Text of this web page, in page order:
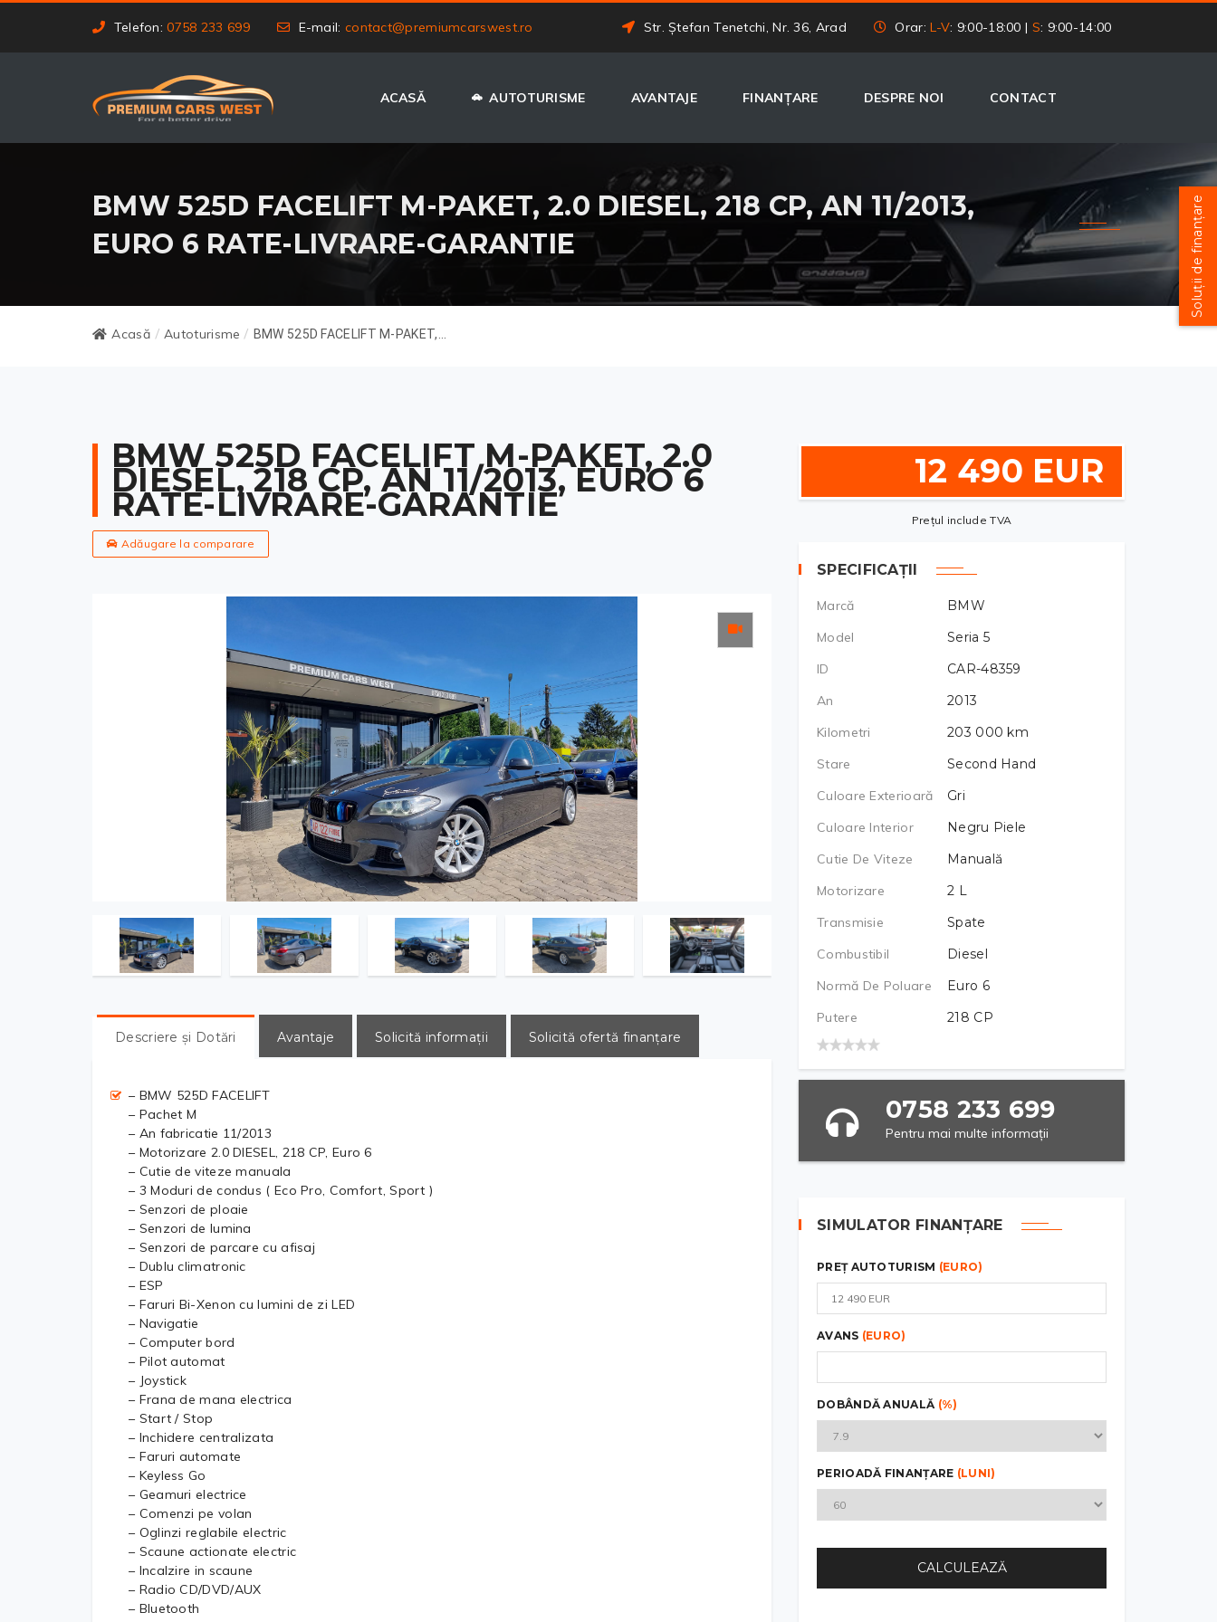
Telefon:0758 233 699 E-mail: contact@premiumcarswest.ro Str. Ștefan Tenetchi, Nr. 36, Arad Orar:L-V: 9:00-18:00 | S: 9:00-14:00
ACASĂ AUTOTURISME AVANTAJE FINANȚARE DESPRE NOI CONTACT
BMW 525D FACELIFT M-PAKET, 2.0 DIESEL, 218 CP, AN 11/2013,
EURO 6 RATE-LIVRARE-GARANTIE
Acasă / Autoturisme / BMW 525D FACELIFT M-PAKET,...
BMW 525D FACELIFT M-PAKET, 2.0
DIESEL, 218 CP, AN 11/2013, EURO 6
RATE-LIVRARE-GARANTIE
Adăugare la comparare
Descriere și Dotări Avantaje Solicită informații Solicită ofertă finanțare
– BMW 525D FACELIFT
– Pachet M
– An fabricatie 11/2013
– Motorizare 2.0 DIESEL, 218 CP, Euro 6
– Cutie de viteze manuala
– 3 Moduri de condus ( Eco Pro, Comfort, Sport )
– Senzori de ploaie
– Senzori de lumina
– Senzori de parcare cu afisaj
– Dublu climatronic
– ESP
– Faruri Bi-Xenon cu lumini de zi LED
– Navigatie
– Computer bord
– Pilot automat
– Joystick
– Frana de mana electrica
– Start / Stop
– Inchidere centralizata
– Faruri automate
– Keyless Go
– Geamuri electrice
– Comenzi pe volan
– Oglinzi reglabile electric
– Scaune actionate electric
– Incalzire in scaune
– Radio CD/DVD/AUX
– Bluetooth
12 490 EUR
Prețul include TVA
SPECIFICAȚII
Marcă
BMW
Model
Seria 5
ID
CAR-48359
An
2013
Kilometri
203 000 km
Stare
Second Hand
Culoare Exterioară
Gri
Culoare Interior
Negru Piele
Cutie De Viteze
Manuală
Motorizare
2 L
Transmisie
Spate
Combustibil
Diesel
Normă De Poluare
Euro 6
Putere
218 CP
0758 233 699
Pentru mai multe informații
SIMULATOR FINANȚARE
PREȚ AUTOTURISM (EURO)
AVANS (EURO)
DOBÂNDĂ ANUALĂ (%)
PERIOADĂ FINANȚARE (LUNI)
CALCULEAZĂ
Soluții de finanțare